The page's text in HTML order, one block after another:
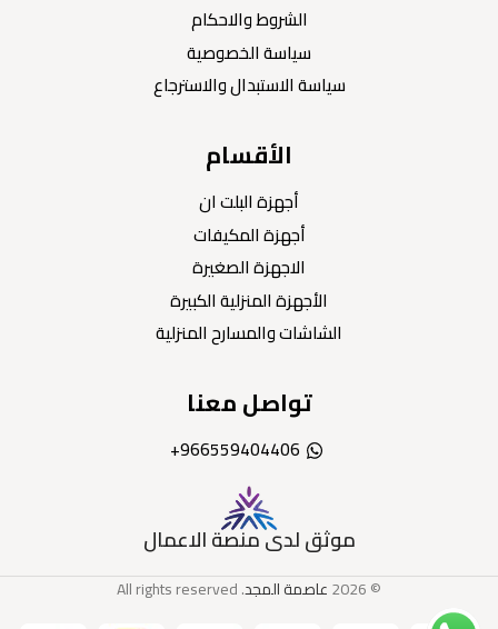
الشروط والاحكام
سياسة الخصوصية
سياسة الاستبدال والاسترجاع
الأقسام
أجهزة البلت ان
أجهزة المكيفات
الاجهزة الصغيرة
الأجهزة المنزلية الكبيرة
الشاشات والمسارح المنزلية
تواصل معنا
966559404406+
موثق لدى منصة الاعمال
© 2026 عاصمة المجد. All rights reserved